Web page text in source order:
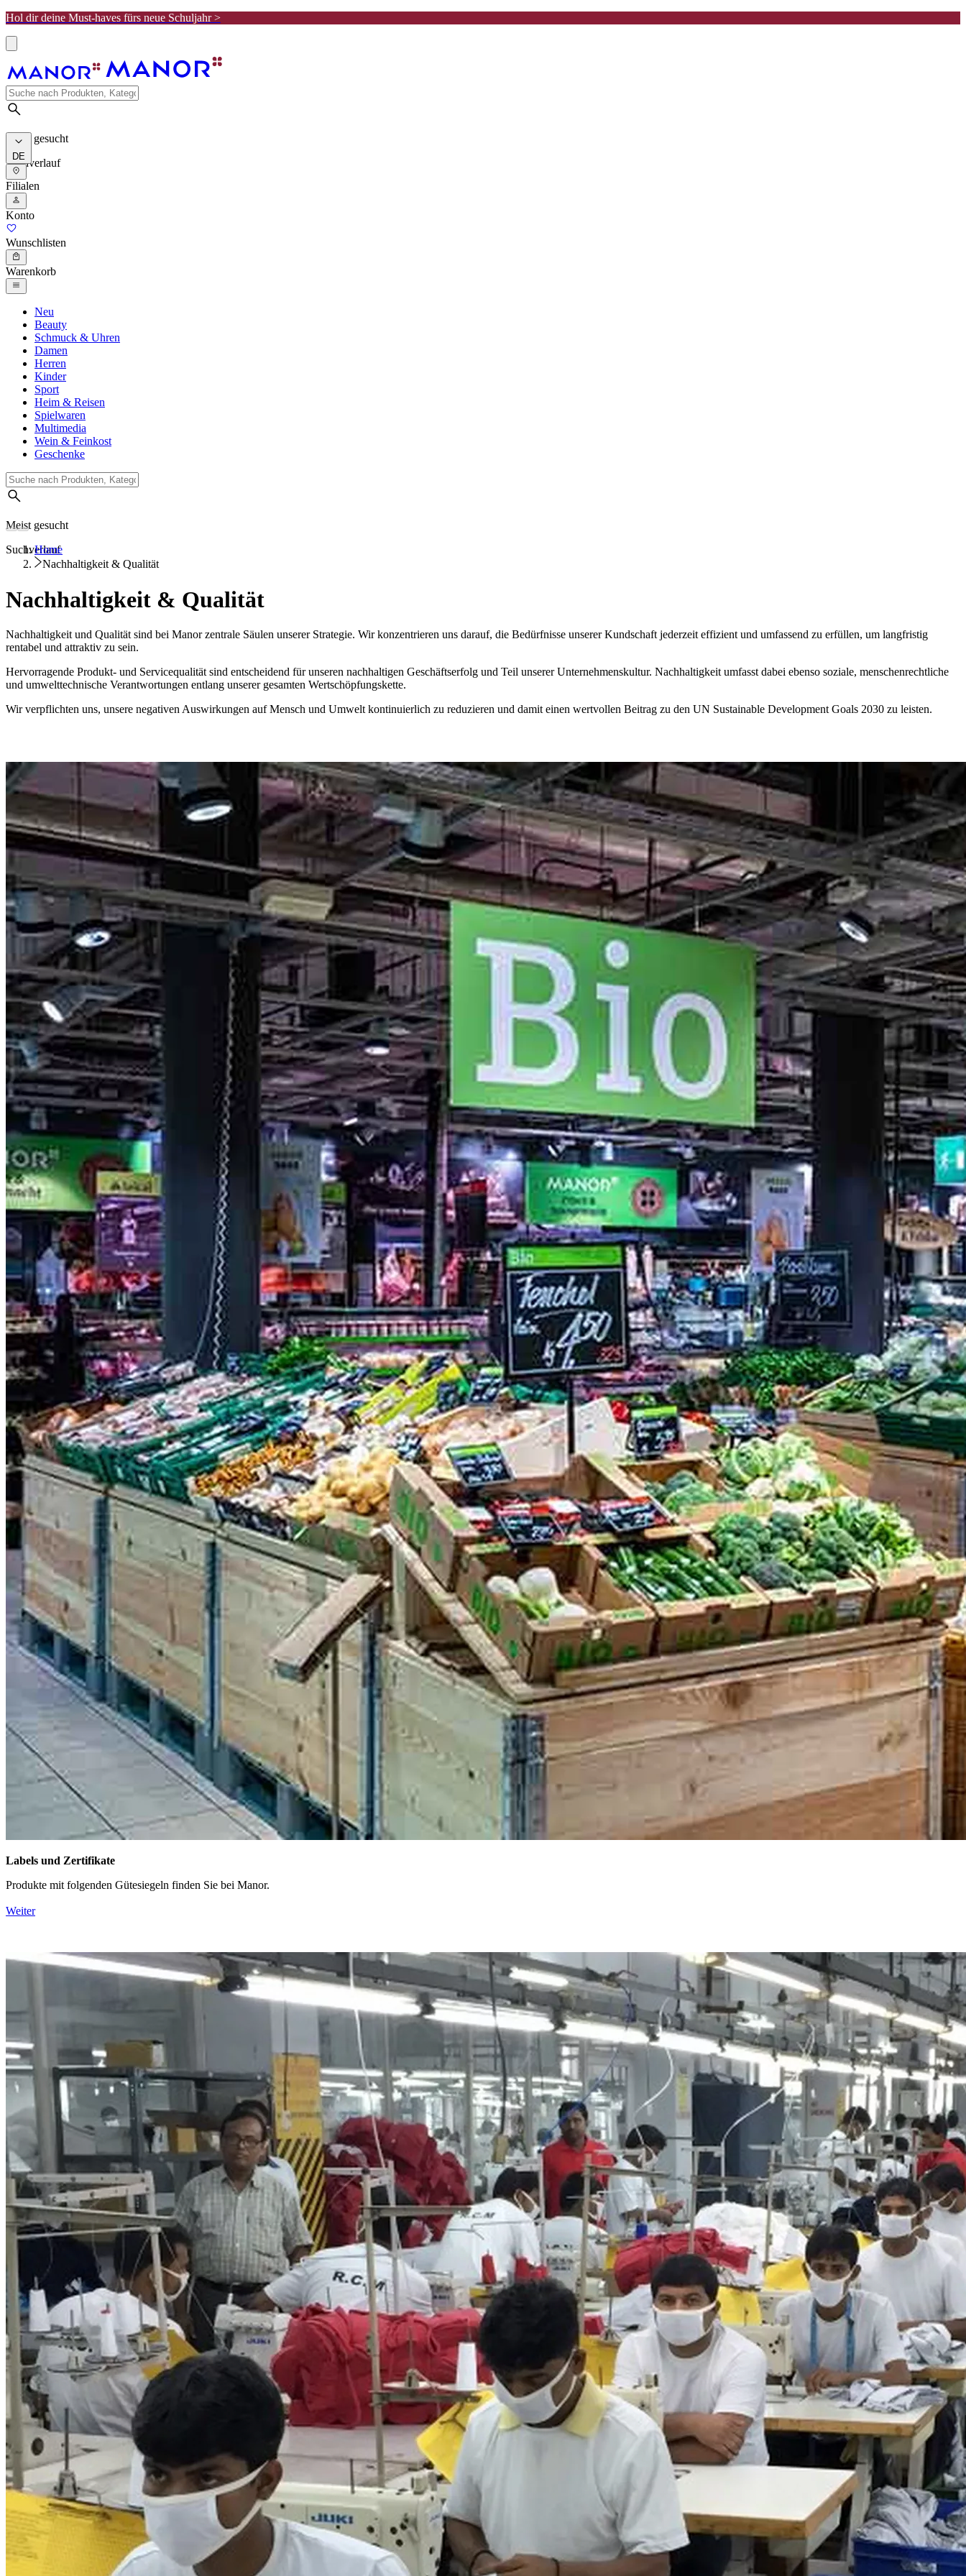
Hol dir deine Must-haves fürs neue Schuljahr >
Meist gesucht
Suchverlauf
DE
Filialen
Konto
Wunschlisten
Warenkorb
Neu
Beauty
Schmuck & Uhren
Damen
Herren
Kinder
Sport
Heim & Reisen
Spielwaren
Multimedia
Wein & Feinkost
Geschenke
Meist gesucht
Suchverlauf
Home
Nachhaltigkeit & Qualität
Nachhaltigkeit & Qualität
Nachhaltigkeit und Qualität sind bei Manor zentrale Säulen unserer Strategie. Wir konzentrieren uns darauf, die Bedürfnisse unserer Kundschaft jederzeit effizient und umfassend zu erfüllen, um langfristig
rentabel und attraktiv zu sein.
Hervorragende Produkt- und Servicequalität sind entscheidend für unseren nachhaltigen Geschäftserfolg und Teil unserer Unternehmenskultur. Nachhaltigkeit umfasst dabei ebenso soziale, menschenrechtliche
und umwelttechnische Verantwortungen entlang unserer gesamten Wertschöpfungskette.
Wir verpflichten uns, unsere negativen Auswirkungen auf Mensch und Umwelt kontinuierlich zu reduzieren und damit einen wertvollen Beitrag zu den UN Sustainable Development Goals 2030 zu leisten.
Labels und Zertifikate
Produkte mit folgenden Gütesiegeln finden Sie bei Manor.
Weiter